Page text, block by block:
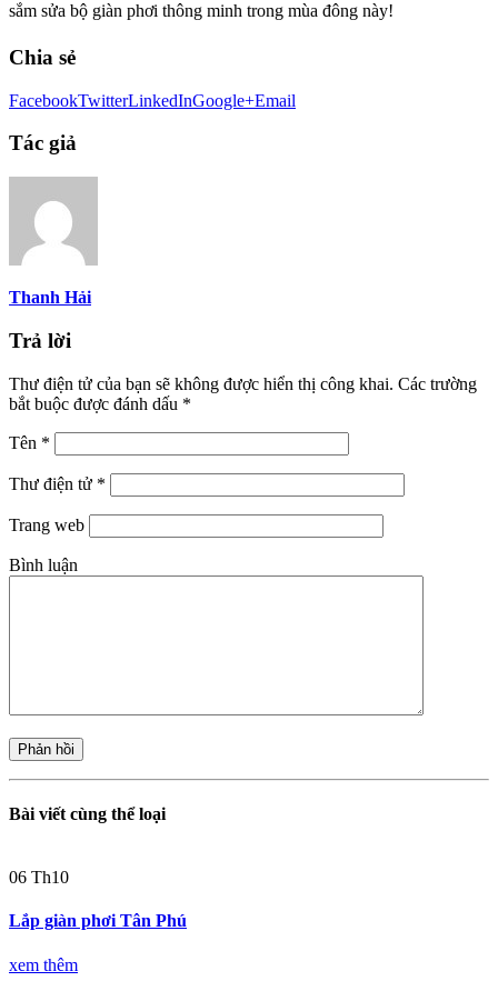
sắm sửa bộ giàn phơi thông minh trong mùa đông này!
Chia sẻ
FacebookTwitterLinkedInGoogle+Email
Tác giả
Thanh Hải
Trả lời
Thư điện tử của bạn sẽ không được hiển thị công khai. Các trường
bắt buộc được đánh dấu *
Tên *
Thư điện tử *
Trang web
Bình luận
Bài viết cùng thể loại
06 Th10
Lắp giàn phơi Tân Phú
xem thêm